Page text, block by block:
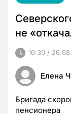
не
10:30 /
Елена
Бригада
пенсионера